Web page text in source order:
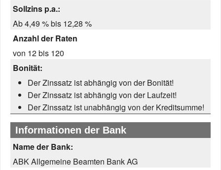
Sollzins p.a.:
Ab 4,49 % bis 12,28 %
Anzahl der Raten
von 12 bis 120
Bonität:
Der Zinssatz ist abhängig von der Bonität!
Der Zinssatz ist abhängig von der Laufzeit!
Der Zinssatz ist unabhängig von der Kreditsumme!
Informationen der Bank
Name der Bank:
ABK Allgemeine Beamten Bank AG